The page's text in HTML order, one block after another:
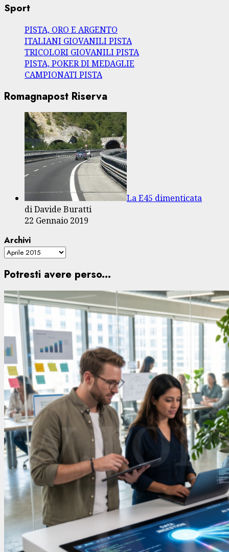
Sport
PISTA, ORO E ARGENTO
ITALIANI GIOVANILI PISTA
TRICOLORI GIOVANILI PISTA
PISTA, POKER DI MEDAGLIE
CAMPIONATI PISTA
Romagnapost Riserva
La E45 dimenticata
di Davide Buratti
22 Gennaio 2019
Archivi
Potresti avere perso...